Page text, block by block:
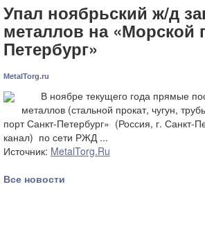
Упал ноябрьский ж/д
металлов на «Морской
Петербург»
MetalTorg.ru
В ноябре текущего года прямые
металлов (стальной прокат, чугун,
порт Санкт-Петербург» (Россия, г. Санкт-
канал) по сети РЖД ...
Источник: MetalTorg.Ru
Все новости